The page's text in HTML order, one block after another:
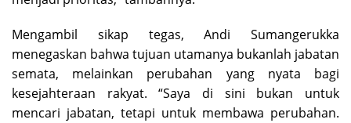
Mengambil sikap tegas, Andi Sumangerukka
menegaskan bahwa tujuan utamanya bukanlah jabatan
semata, melainkan perubahan yang nyata bagi
kesejahteraan rakyat. “Saya di sini bukan untuk
mencari jabatan, tetapi untuk membawa perubahan.